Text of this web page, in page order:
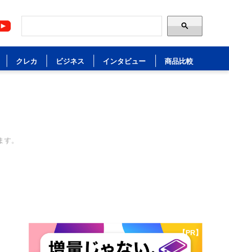
クレカ ビジネス インタビュー 商品比較
。
【PR】